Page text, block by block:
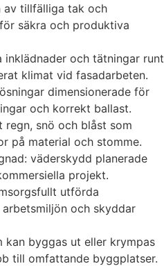
av tillfälliga tak och
säkra och produktiva
inklädnader och tätningar runt
klimat vid fasadarbeten.
dimensionerade för
och korrekt ballast.
regn, snö och blåst som
på material och stomme.
väderskydd planerade
projekt.
utförda
och skyddar
kan byggas ut eller krympas
till omfattande byggplatser.